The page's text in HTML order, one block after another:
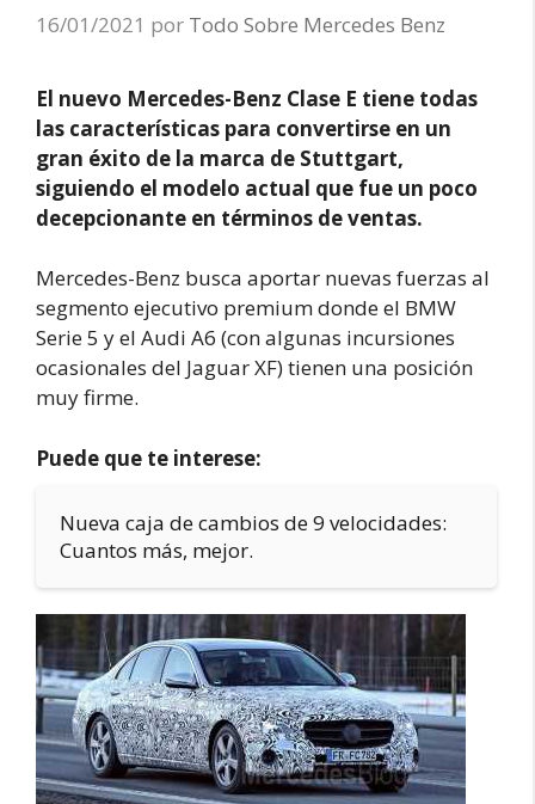
16/01/2021 por Todo Sobre Mercedes Benz
El nuevo Mercedes-Benz Clase E tiene todas
las características para convertirse en un
gran éxito de la marca de Stuttgart,
siguiendo el modelo actual que fue un poco
decepcionante en términos de ventas.
Mercedes-Benz busca aportar nuevas fuerzas al
segmento ejecutivo premium donde el BMW
Serie 5 y el Audi A6 (con algunas incursiones
ocasionales del Jaguar XF) tienen una posición
muy firme.
Puede que te interese:
Nueva caja de cambios de 9 velocidades:
Cuantos más, mejor.